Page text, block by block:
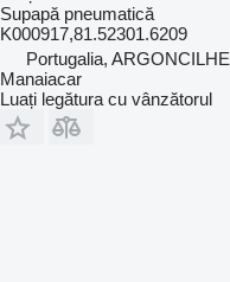
Supapă pneumatică
K000917,81.52301.6209
Portugalia, ARGONCILHE
Manaiacar
Luați legătura cu vânzătorul